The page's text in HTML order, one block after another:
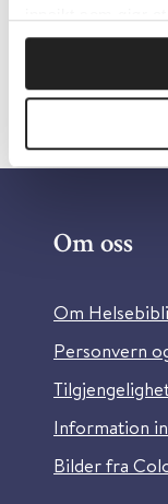
Om oss
Om
Personvern
Information
Bilder fra